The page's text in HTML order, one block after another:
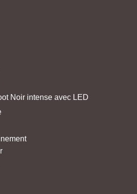
Noir intense avec LED